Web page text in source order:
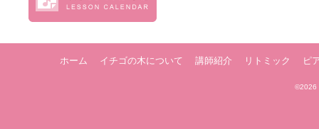
ホーム イチゴの木について 講師紹介 リトミック ピ
©2026